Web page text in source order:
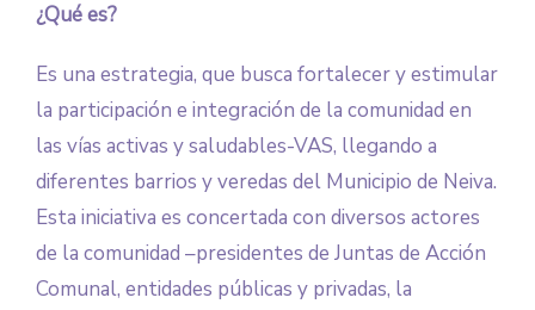
¿Qué es?
Es una estrategia, que busca fortalecer y estimular
la participación e integración de la comunidad en
las vías activas y saludables-VAS, llegando a
diferentes barrios y veredas del Municipio de Neiva.
Esta iniciativa es concertada con diversos actores
de la comunidad –presidentes de Juntas de Acción
Comunal, entidades públicas y privadas, la